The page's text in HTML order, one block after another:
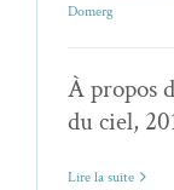
Domerg
À propos
du ciel,
Lire la suite